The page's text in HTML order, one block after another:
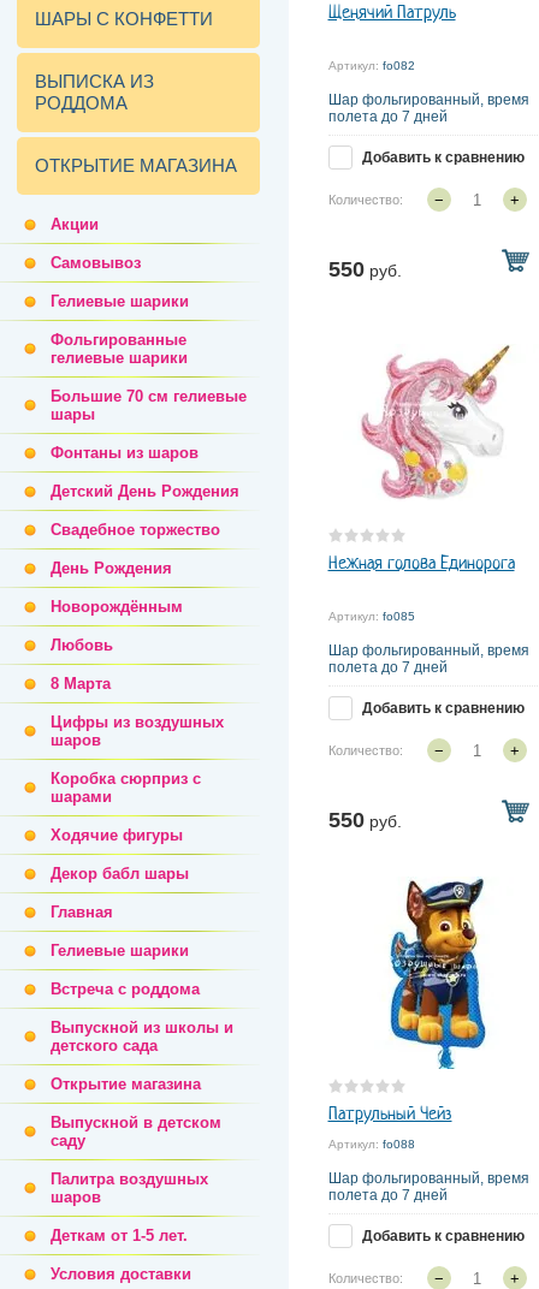
ШАРЫ С КОНФЕТТИ
ВЫПИСКА ИЗ
РОДДОМА
ОТКРЫТИЕ МАГАЗИНА
Акции
Самовывоз
Гелиевые шарики
Фольгированные
гелиевые шарики
Большие 70 см гелиевые
шары
Фонтаны из шаров
Детский День Рождения
Свадебное торжество
День Рождения
Новорождённым
Любовь
8 Марта
Цифры из воздушных
шаров
Коробка сюрприз с
шарами
Ходячие фигуры
Декор бабл шары
Главная
Гелиевые шарики
Встреча с роддома
Выпускной из школы и
детского сада
Открытие магазина
Выпускной в детском
саду
Палитра воздушных
шаров
Деткам от 1-5 лет.
Условия доставки
Щенячий Патруль
Артикул: fo082
Шар фольгированный, время
полета до 7 дней
Добавить к сравнению
Количество: − +
550руб.
Нежная голова Единорога
Артикул: fo085
Шар фольгированный, время
полета до 7 дней
Добавить к сравнению
Количество: − +
550руб.
Патрульный Чейз
Артикул: fo088
Шар фольгированный, время
полета до 7 дней
Добавить к сравнению
Количество: − +